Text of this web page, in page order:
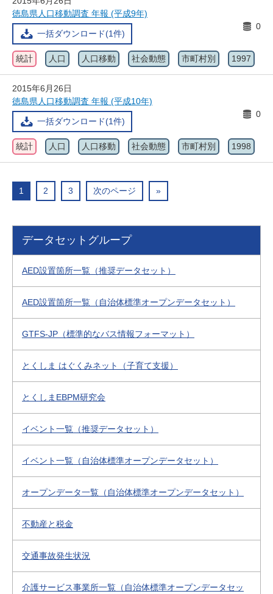
徳島県人口移動調査 年報 (平成9年)
一括ダウンロード(1件)
0
統計 人口 人口移動 社会動態 市町村別 1997
2015年6月26日
徳島県人口移動調査 年報 (平成10年)
一括ダウンロード(1件)
0
統計 人口 人口移動 社会動態 市町村別 1998
1 2 3 次のページ »
データセットグループ
AED設置箇所一覧（推奨データセット）
AED設置箇所一覧（自治体標準オープンデータセット）
GTFS-JP（標準的なバス情報フォーマット）
とくしま はぐくみネット（子育て支援）
とくしまEBPM研究会
イベント一覧（推奨データセット）
イベント一覧（自治体標準オープンデータセット）
オープンデータ一覧（自治体標準オープンデータセット）
不動産と税金
交通事故発生状況
介護サービス事業所一覧（自治体標準オープンデータセッ